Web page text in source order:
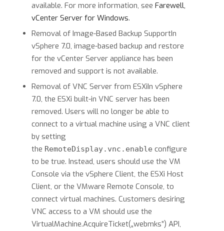
available. For more information, see Farewell,
vCenter Server for Windows.
Removal of Image-Based Backup SupportIn
vSphere 7.0, image-based backup and restore
for the vCenter Server appliance has been
removed and support is not available.
Removal of VNC Server from ESXiIn vSphere
7.0, the ESXi built-in VNC server has been
removed. Users will no longer be able to
connect to a virtual machine using a VNC client
by setting
the RemoteDisplay.vnc.enable configure
to be true. Instead, users should use the VM
Console via the vSphere Client, the ESXi Host
Client, or the VMware Remote Console, to
connect virtual machines. Customers desiring
VNC access to a VM should use the
VirtualMachine.AcquireTicket(„webmks”) API,